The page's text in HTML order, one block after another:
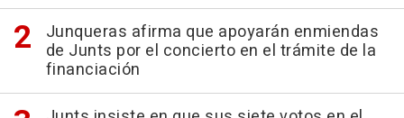
Junqueras afirma que apoyarán enmiendas
de Junts por el concierto en el trámite de la
financiación